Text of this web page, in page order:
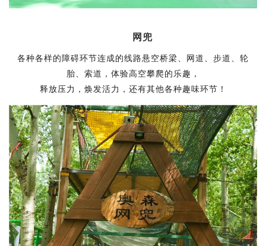
网兜
各种各样的障碍环节连成的线路悬空桥梁、网道、步道、轮
胎、索道，体验高空攀爬的乐趣，
释放压力，焕发活力，还有其他各种趣味环节！